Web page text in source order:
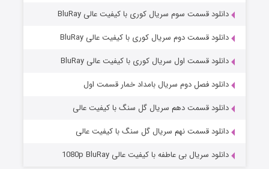
مردگان متحرک: شهر مرده ۳
قسمت۲ (زیرنویس) منتشر شد
دانلود قسمت سوم سریال کوری با کیفیت عالی BluRay
دانلود قسمت دوم سریال کوری با کیفیت عالی BluRay
دانلود قسمت اول سریال کوری با کیفیت عالی BluRay
دانلود فصل دوم سریال بامداد خمار قسمت اول
دانلود قسمت دهم سریال گل سنگ با کیفیت عالی
دانلود قسمت نهم سریال گل سنگ با کیفیت عالی
دانلود سریال بی عاطفه با کیفیت عالی 1080p BluRay